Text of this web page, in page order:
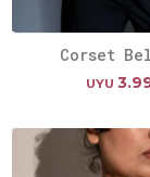
Corset
UYU